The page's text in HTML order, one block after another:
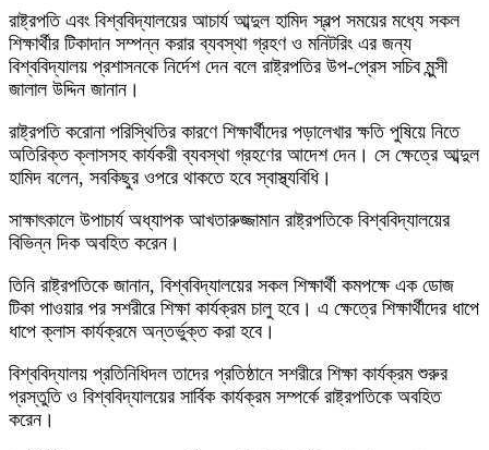
রাষ্ট্রপতি এবং বিশ্ববিদ্যালয়ের আচার্য আব্দুল হামিদ স্বল্প সময়ের মধ্যে সকল
শিক্ষার্থীর টিকাদান সম্পন্ন করার ব্যবস্থা গ্রহণ ও মনিটরিং এর জন্য
বিশ্ববিদ্যালয় প্রশাসনকে নির্দেশ দেন বলে রাষ্ট্রপতির উপ-প্রেস সচিব মুন্সী
জালাল উদ্দিন জানান।
রাষ্ট্রপতি করোনা পরিস্থিতির কারণে শিক্ষার্থীদের পড়ালেখার ক্ষতি পুষিয়ে নিতে
অতিরিক্ত ক্লাসসহ কার্যকরী ব্যবস্থা গ্রহণের আদেশ দেন। সে ক্ষেত্রে আব্দুল
হামিদ বলেন, সবকিছুর ওপরে থাকতে হবে স্বাস্থ্যবিধি।
সাক্ষাৎকালে উপাচার্য অধ্যাপক আখতারুজ্জামান রাষ্ট্রপতিকে বিশ্ববিদ্যালয়ের
বিভিন্ন দিক অবহিত করেন।
তিনি রাষ্ট্রপতিকে জানান, বিশ্ববিদ্যালয়ের সকল শিক্ষার্থী কমপক্ষে এক ডোজ
টিকা পাওয়ার পর সশরীরে শিক্ষা কার্যক্রম চালু হবে। এ ক্ষেত্রে শিক্ষার্থীদের ধাপে
ধাপে ক্লাস কার্যক্রমে অন্তর্ভুক্ত করা হবে।
বিশ্ববিদ্যালয় প্রতিনিধিদল তাদের প্রতিষ্ঠানে সশরীরে শিক্ষা কার্যক্রম শুরুর
প্রস্তুতি ও বিশ্ববিদ্যালয়ের সার্বিক কার্যক্রম সম্পর্কে রাষ্ট্রপতিকে অবহিত
করেন।